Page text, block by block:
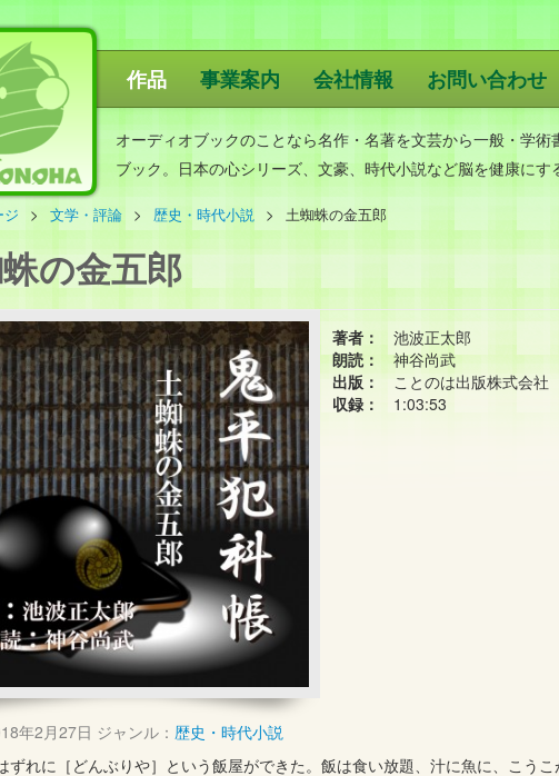
ことのは出版
作品 事業案内 会社情報 お問い合わせ
オーディオブックのことなら名作・名著を文芸から一般・学
ブック。日本の心シリーズ、文豪、時代小説など脳を健康にす
ジ 文学・評論 歴史・時代小説 土蜘蛛の金五郎
の金五郎
著者：
池波正太郎
朗読：
神谷尚武
出版：
ことのは出版株式会社
収録：
1:03:53
年2月27日 ジャンル： 歴史・時代小説
ずれに［どんぶりや］という飯屋ができた。飯は食い放題、汁に魚に、こうこ